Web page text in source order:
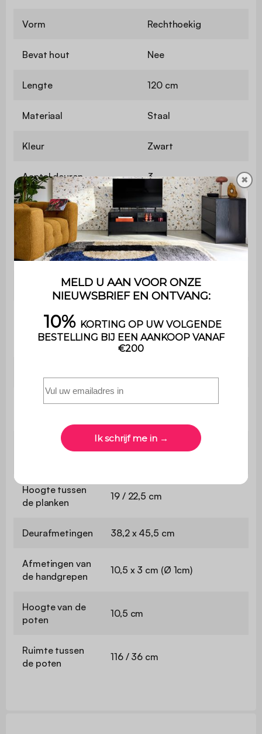
Vorm Rechthoekig
Bevat hout Nee
Lengte 120 cm
Materiaal Staal
Kleur Zwart
Aantal deuren 3
Aantal planken 3
Gebruik Binnen
2 jaar
Montage
eenvoudig, een handleiding
wordt meegeleverd
Afmetingen van
Afmetingen van
119,5 x 37,5 cm
Hoogte tussen
de planken
19 / 22,5 cm
Deurafmetingen 38,2 x 45,5 cm
Afmetingen van
de handgrepen
10,5 x 3 cm (Ø 1cm)
Hoogte van de
poten
10,5 cm
Ruimte tussen
de poten
116 / 36 cm
✖